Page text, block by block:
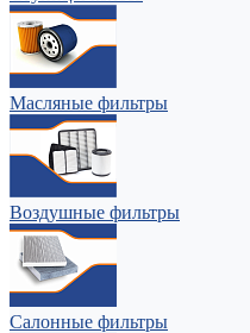
Масляные фильтры
Воздушные фильтры
Салонные фильтры